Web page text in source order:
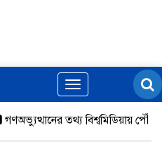
Toggle
navigation
গণঅভ্যুত্থানের তথ্য বিশ্বমিডিয়ায়